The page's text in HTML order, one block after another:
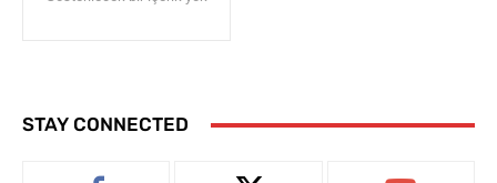
STAY CONNECTED